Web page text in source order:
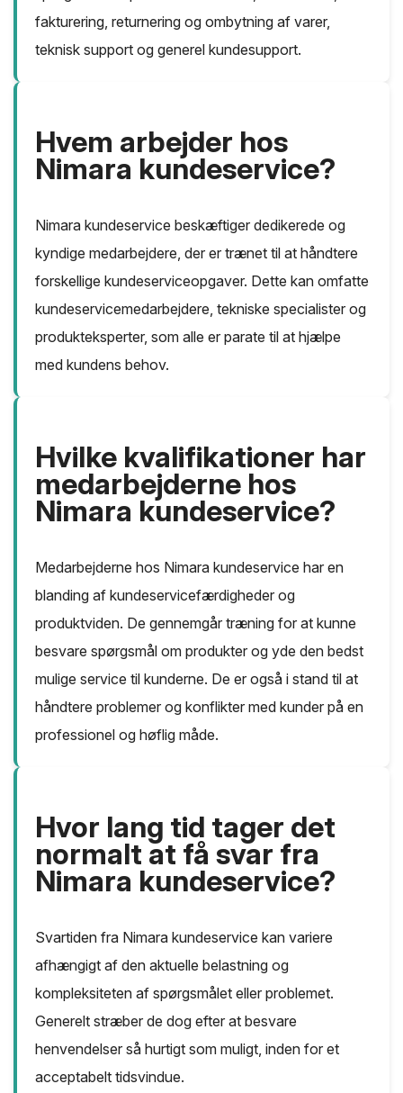
fakturering, returnering og ombytning af varer,
teknisk support og generel kundesupport.
Hvem arbejder hos
Nimara kundeservice?
Nimara kundeservice beskæftiger dedikerede og
kyndige medarbejdere, der er trænet til at håndtere
forskellige kundeserviceopgaver. Dette kan omfatte
kundeservicemedarbejdere, tekniske specialister og
produkteksperter, som alle er parate til at hjælpe
med kundens behov.
Hvilke kvalifikationer har
medarbejderne hos
Nimara kundeservice?
Medarbejderne hos Nimara kundeservice har en
blanding af kundeservicefærdigheder og
produktviden. De gennemgår træning for at kunne
besvare spørgsmål om produkter og yde den bedst
mulige service til kunderne. De er også i stand til at
håndtere problemer og konflikter med kunder på en
professionel og høflig måde.
Hvor lang tid tager det
normalt at få svar fra
Nimara kundeservice?
Svartiden fra Nimara kundeservice kan variere
afhængigt af den aktuelle belastning og
kompleksiteten af spørgsmålet eller problemet.
Generelt stræber de dog efter at besvare
henvendelser så hurtigt som muligt, inden for et
acceptabelt tidsvindue.